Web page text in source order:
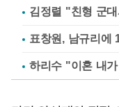
김정렬 "친형 군
표창원, 남규리
하리수 "이혼 내